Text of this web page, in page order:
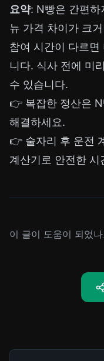
요약: N빵은 간편하
뉴 가격 차이가 크
참여 시간이 다르
니다. 식사 전에 미
수 있습니다.
👉 복잡한 정산은
해결하세요.
👉 술자리 후 운전
계산기로 안전한 시
이 글이 도움이 되었